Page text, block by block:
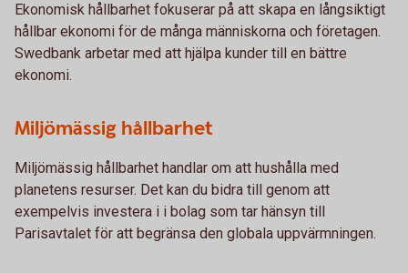
Ekonomisk hållbarhet fokuserar på att skapa en långsiktigt
hållbar ekonomi för de många människorna och företagen.
Swedbank arbetar med att hjälpa kunder till en bättre
ekonomi.
Miljömässig hållbarhet
Miljömässig hållbarhet handlar om att hushålla med
planetens resurser. Det kan du bidra till genom att
exempelvis investera i i bolag som tar hänsyn till
Parisavtalet för att begränsa den globala uppvärmningen.